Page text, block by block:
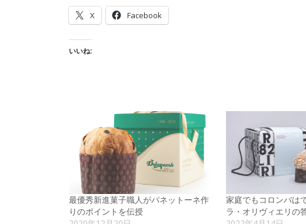
X Facebook
いいね:
最優秀新進菓子職人がパネットーネ作
りのポイントを伝授
家庭でもコロンバは
ラ・オリヴィエリの